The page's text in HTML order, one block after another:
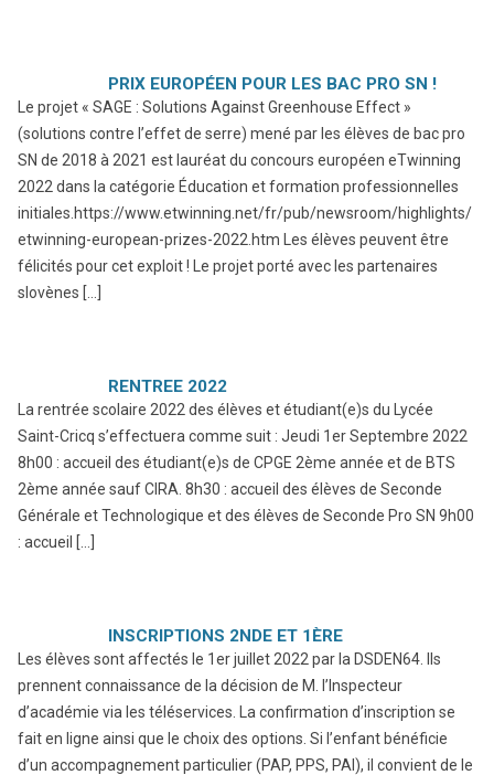
PRIX EUROPÉEN POUR LES BAC PRO SN !
Le projet « SAGE : Solutions Against Greenhouse Effect »
(solutions contre l’effet de serre) mené par les élèves de bac pro
SN de 2018 à 2021 est lauréat du concours européen eTwinning
2022 dans la catégorie Éducation et formation professionnelles
initiales.https://www.etwinning.net/fr/pub/newsroom/highlights/
etwinning-european-prizes-2022.htm Les élèves peuvent être
félicités pour cet exploit ! Le projet porté avec les partenaires
slovènes […]
RENTREE 2022
La rentrée scolaire 2022 des élèves et étudiant(e)s du Lycée
Saint-Cricq s’effectuera comme suit : Jeudi 1er Septembre 2022
8h00 : accueil des étudiant(e)s de CPGE 2ème année et de BTS
2ème année sauf CIRA. 8h30 : accueil des élèves de Seconde
Générale et Technologique et des élèves de Seconde Pro SN 9h00
: accueil […]
INSCRIPTIONS 2NDE ET 1ÈRE
Les élèves sont affectés le 1er juillet 2022 par la DSDEN64. Ils
prennent connaissance de la décision de M. l’lnspecteur
d’académie via les téléservices. La confirmation d’inscription se
fait en ligne ainsi que le choix des options. Si l’enfant bénéficie
d’un accompagnement particulier (PAP, PPS, PAI), il convient de le